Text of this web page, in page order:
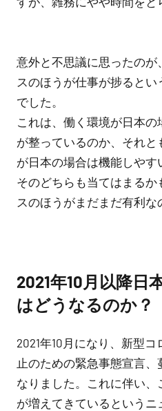
意外と不思議に思ったのが
スのほうが仕事が捗ると
でした。
これは、働く環境が日本の
が整っているのか、それと
が日本の場合は機能しやす
そのどちらも当てはまるか
スのほうがまだまだ有利な
2021年10月以降日
はどうなるのか？
2021年10月になり、新型
止のための緊急事態宣言
なりました。これに伴い
が増えてきているという